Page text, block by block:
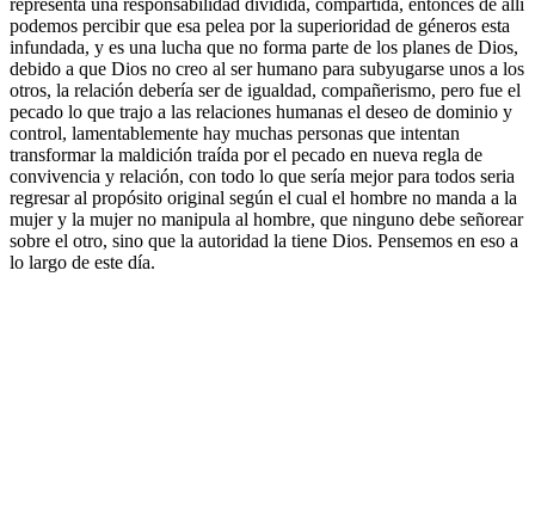
representa una responsabilidad dividida, compartida, entonces de allí
podemos percibir que esa pelea por la superioridad de géneros esta
infundada, y es una lucha que no forma parte de los planes de Dios,
debido a que Dios no creo al ser humano para subyugarse unos a los
otros, la relación debería ser de igualdad, compañerismo, pero fue el
pecado lo que trajo a las relaciones humanas el deseo de dominio y
control, lamentablemente hay muchas personas que intentan
transformar la maldición traída por el pecado en nueva regla de
convivencia y relación, con todo lo que sería mejor para todos seria
regresar al propósito original según el cual el hombre no manda a la
mujer y la mujer no manipula al hombre, que ninguno debe señorear
sobre el otro, sino que la autoridad la tiene Dios. Pensemos en eso a
lo largo de este día.